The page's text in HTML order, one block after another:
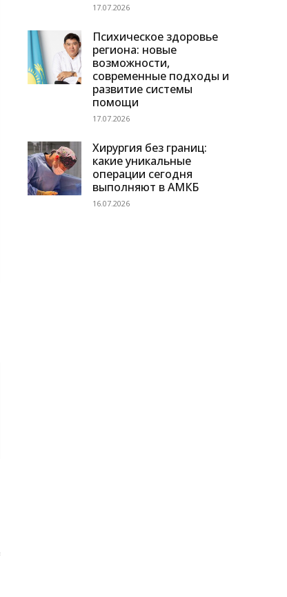
17.07.2026
Психическое здоровье
региона: новые
возможности,
современные подходы и
развитие системы
помощи
17.07.2026
Хирургия без границ:
какие уникальные
операции сегодня
выполняют в АМКБ
16.07.2026